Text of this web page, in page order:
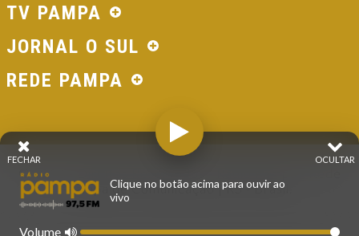
TV PAMPA
JORNAL O SUL
REDE PAMPA
© 2026 - Direitos Reservados - Rádio Pampa - Rede
Pampa de Comunicação | RS - Brasil.
OCULTAR
FECHAR
Clique no botão acima para ouvir ao
vivo
Volume